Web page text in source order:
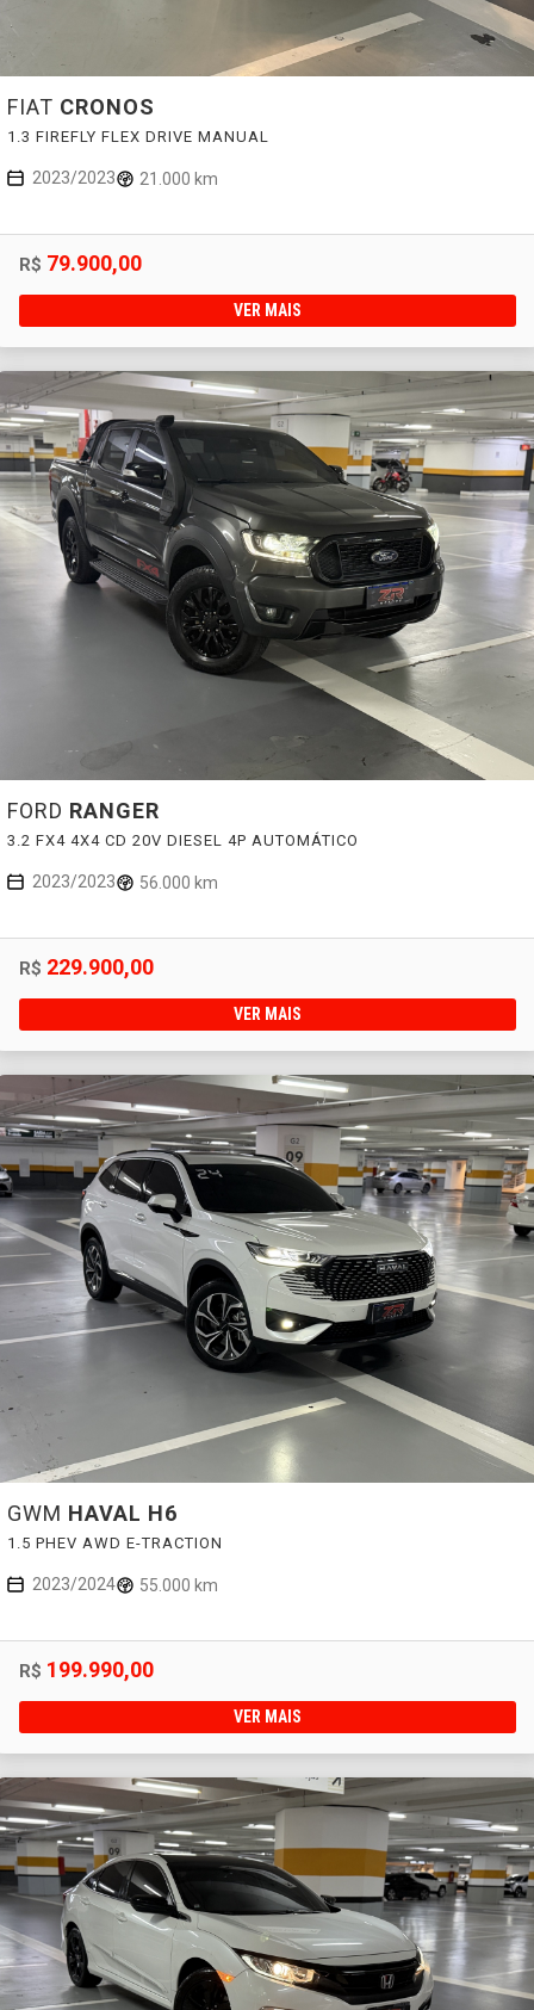
FIAT CRONOS
1.3 FIREFLY FLEX DRIVE MANUAL
2023/2023 21.000 km
R$ 79.900,00
VER MAIS
FORD RANGER
3.2 FX4 4X4 CD 20V DIESEL 4P AUTOMÁTICO
2023/2023 56.000 km
R$ 229.900,00
VER MAIS
GWM HAVAL H6
1.5 PHEV AWD E-TRACTION
2023/2024 55.000 km
R$ 199.990,00
VER MAIS